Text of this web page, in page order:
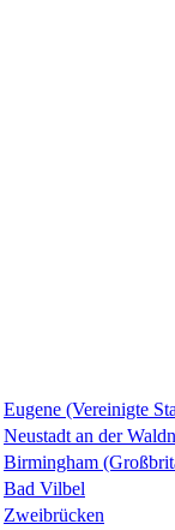
Eugene (Vereinigte
Neustadt an der
Birmingham
Bad Vilbel
Zweibrücken